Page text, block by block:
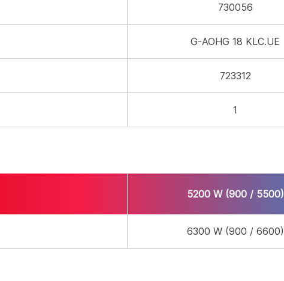
730056
G-AOHG 18 KLC.UE
723312
1
5200 W (900 / 5500)
6300 W (900 / 6600)